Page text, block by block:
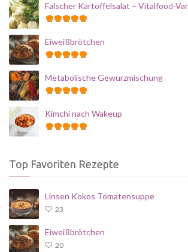
Falscher Kartoffelsalat – Vitalfood-
Eiweißbrötchen
Metabolische Gewürzmischung
Kimchi nach Wakeup
Top Favoriten Rezepte
Linsen Kokos Tomatensuppe
23
Eiweißbrötchen
20